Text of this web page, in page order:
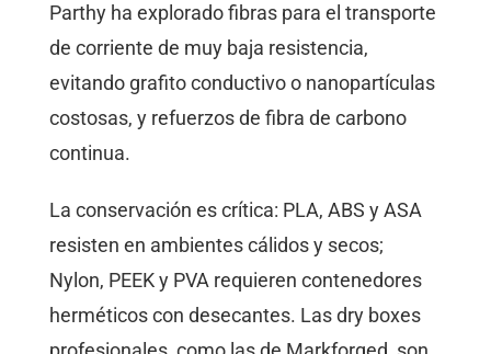
Parthy ha explorado fibras para el transporte
de corriente de muy baja resistencia,
evitando grafito conductivo o nanopartículas
costosas, y refuerzos de fibra de carbono
continua.
La conservación es crítica: PLA, ABS y ASA
resisten en ambientes cálidos y secos;
Nylon, PEEK y PVA requieren contenedores
herméticos con desecantes. Las dry boxes